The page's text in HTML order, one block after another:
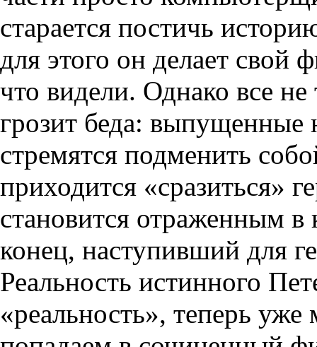
старается постичь
для этого он делает свой
что видели. Однако все
грозит беда: выпущенные
стремятся подменить
приходится «сразиться»
становится отраженным
конец, наступивший для
Реальность истинного
«реальность», теперь